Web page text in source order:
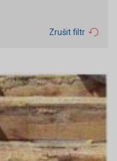
Zrušit filtr